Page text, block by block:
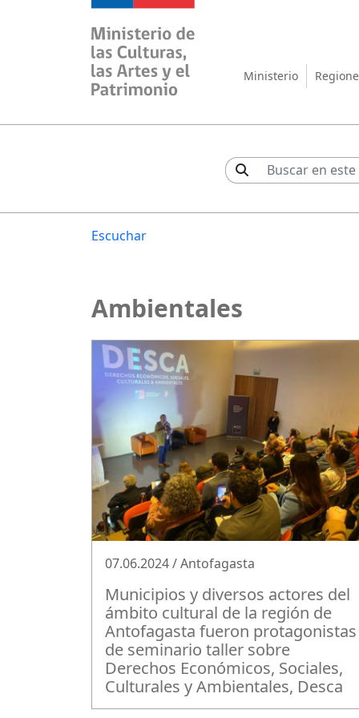
Ministerio de las
Ministerio
Escuchar
Ambientales
07.06.2024 / Antofagasta
Municipios y diversos actores del
ámbito cultural de la región de
Antofagasta fueron protagonistas
de seminario taller sobre
Derechos Económicos, Sociales,
Culturales y Ambientales, Desca